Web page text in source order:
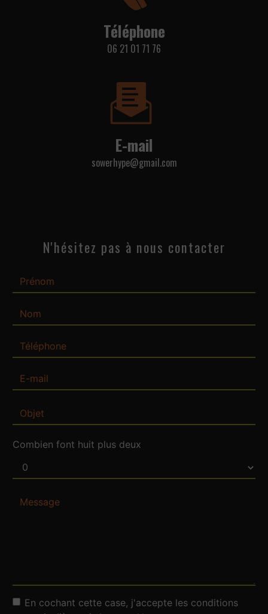
Téléphone
06 21 01 71 76
E-mail
sowerhype@gmail.com
N'hésitez pas à nous contacter
Combien font huit plus deux
En cochant cette case, j'accepte les conditions